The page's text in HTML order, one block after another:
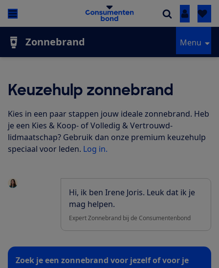
Inloggen
Zonnebrand Menu
Keuzehulp zonnebrand
Kies in een paar stappen jouw ideale zonnebrand. Heb
je een Kies & Koop- of Volledig & Vertrouwd-
lidmaatschap? Gebruik dan onze premium keuzehulp
speciaal voor leden. Log in.
Hi, ik ben Irene Joris. Leuk dat ik je
mag helpen.
Expert Zonnebrand bij de Consumentenbond
Zoek je een zonnebrand voor jezelf of voor je